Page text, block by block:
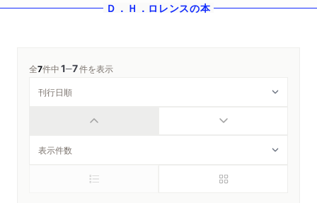
Ｄ．Ｈ．ロレンスの本
全7件中1─7件を表示